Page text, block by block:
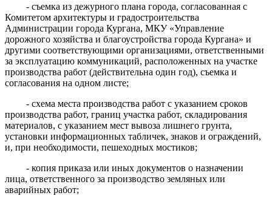
- съемка из дежурного плана города, согласованная с
Комитетом архитектуры и градостроительства
Администрации города Кургана, МКУ «Управление
дорожного хозяйства и благоустройства города Кургана» и
другими соответствующими организациями, ответственными
за эксплуатацию коммуникаций, расположенных на участке
производства работ (действительна один год), съемка и
согласования на одном листе;
- схема места производства работ с указанием сроков
производства работ, границ участка работ, складирования
материалов, с указанием мест вывоза лишнего грунта,
установки информационных табличек, знаков и ограждений,
и, при необходимости, пешеходных мостиков;
- копия приказа или иных документов о назначении
лица, ответственного за производство земляных или
аварийных работ;